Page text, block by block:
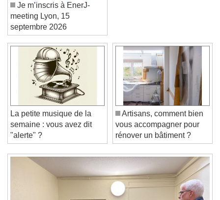
Video Player is loading.
Play Video
Play
Skip Backward
Skip Forward
Unmute
Current Time0:00
/
Duration
Stream TypeLIVE
Seek to live, currently behind live
Remaining Time-0:00
Je m’inscris à EnerJ-
meeting Lyon, 15
septembre 2026
La petite musique de la
semaine : vous avez dit
"alerte" ?
Artisans, comment bien
vous accompagner pour
rénover un bâtiment ?